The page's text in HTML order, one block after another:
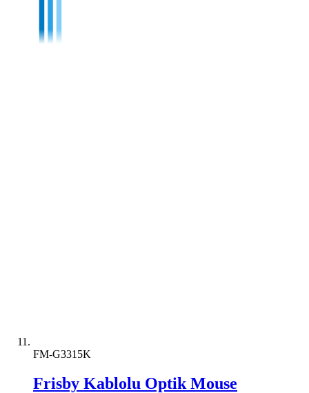
FM-G3315K
Frisby Kablolu Optik Mouse